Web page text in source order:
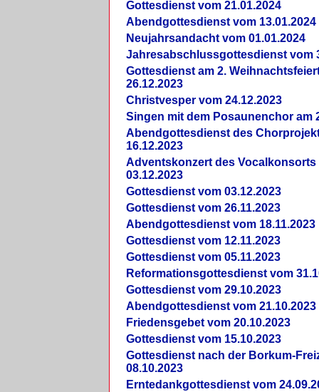
Gottesdienst vom 21.01.2024
Abendgottesdienst vom 13.01.2024
Neujahrsandacht vom 01.01.2024
Jahresabschlussgottesdienst vom
Gottesdienst am 2.
26.12.2023
Christvesper vom 24.12.2023
Singen mit dem Posaunenchor am
Abendgottesdienst des
16.12.2023
Adventskonzert des Vocalkonsorts
03.12.2023
Gottesdienst vom 03.12.2023
Gottesdienst vom 26.11.2023
Abendgottesdienst vom 18.11.2023
Gottesdienst vom 12.11.2023
Gottesdienst vom 05.11.2023
Reformationsgottesdienst vom
Gottesdienst vom 29.10.2023
Abendgottesdienst vom 21.10.2023
Friedensgebet vom 20.10.2023
Gottesdienst vom 15.10.2023
Gottesdienst nach der Borkum-
08.10.2023
Erntedankgottesdienst vom